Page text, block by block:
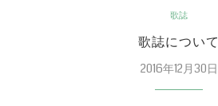
歌誌
歌誌について
2016年12月30日